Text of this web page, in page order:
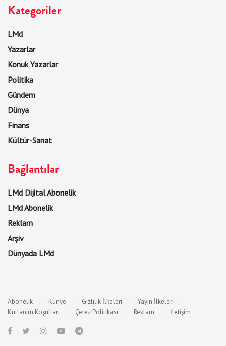
Kategoriler
LMd
Yazarlar
Konuk Yazarlar
Politika
Gündem
Dünya
Finans
Kültür-Sanat
Bağlantılar
LMd Dijital Abonelik
LMd Abonelik
Reklam
Arşiv
Dünyada LMd
Abonelik Künye Gizlilik İlkeleri
Yayın İlkeleri
Kullanım Koşulları
Çerez Politikası Reklam İletişim